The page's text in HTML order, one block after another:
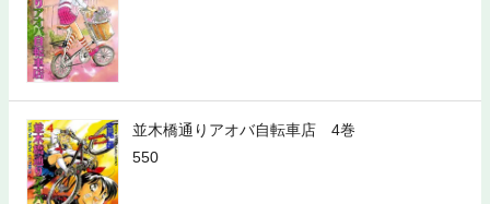
並木橋通りアオバ自転車店 4巻
550